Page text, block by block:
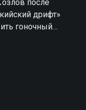
после
дрифт»
гоночный
Эта
пор нет
он мечтает
в России
пилоты со всего